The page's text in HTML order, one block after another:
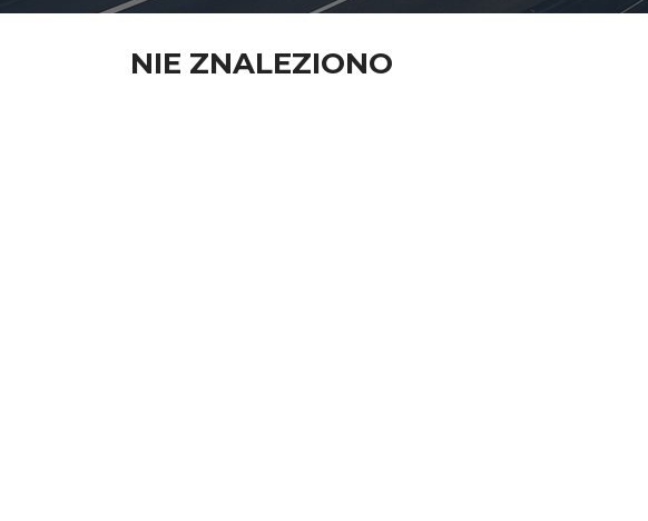
NIE ZNALEZIONO